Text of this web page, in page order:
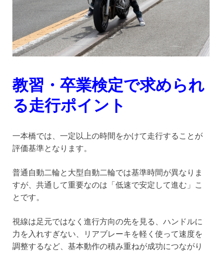
教習・卒業検定で求められ
る走行ポイント
一本橋では、一定以上の時間をかけて走行することが
評価基準となります。
普通自動二輪と大型自動二輪では基準時間が異なりま
すが、共通して重要なのは「低速で安定して進む」こ
とです。
視線は足元ではなく進行方向の先を見る、ハンドルに
力を入れすぎない、リアブレーキを軽く使って速度を
調整するなど、基本動作の積み重ねが成功につながり